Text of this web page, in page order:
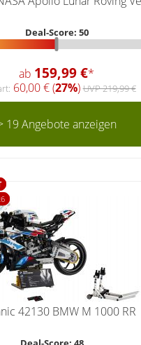
Deal-Score: 50
ab 159,99 €*
60,00 € (27%)UVP 219,99 €
19 Angebote anzeigen
42130 BMW M 1000 RR